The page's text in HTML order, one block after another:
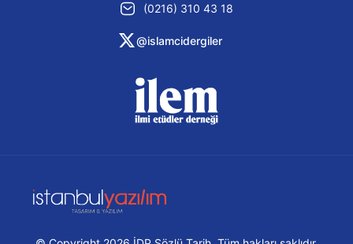
(0216) 310 43 18
@islamcidergiler